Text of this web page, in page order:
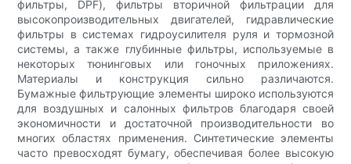
фильтры, DPF), фильтры вторичной фильтрации для
высокопроизводительных двигателей, гидравлические
фильтры в системах гидроусилителя руля и тормозной
системы, а также глубинные фильтры, используемые в
некоторых тюнинговых или гоночных приложениях.
Материалы и конструкция сильно различаются.
Бумажные фильтрующие элементы широко используются
для воздушных и салонных фильтров благодаря своей
экономичности и достаточной производительности во
многих областях применения. Синтетические элементы
часто превосходят бумагу, обеспечивая более высокую